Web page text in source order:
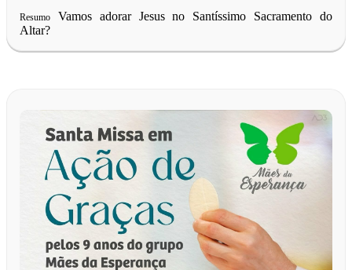
Resumo
Vamos adorar Jesus no Santíssimo Sacramento do
Altar?